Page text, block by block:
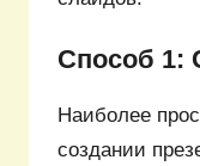
Способ 1:
Наиболее
создании